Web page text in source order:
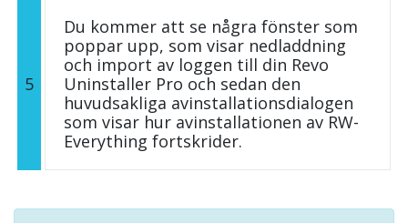
5
Du kommer att se några fönster som
poppar upp, som visar nedladdning
och import av loggen till din Revo
Uninstaller Pro och sedan den
huvudsakliga avinstallationsdialogen
som visar hur avinstallationen av RW-
Everything fortskrider.